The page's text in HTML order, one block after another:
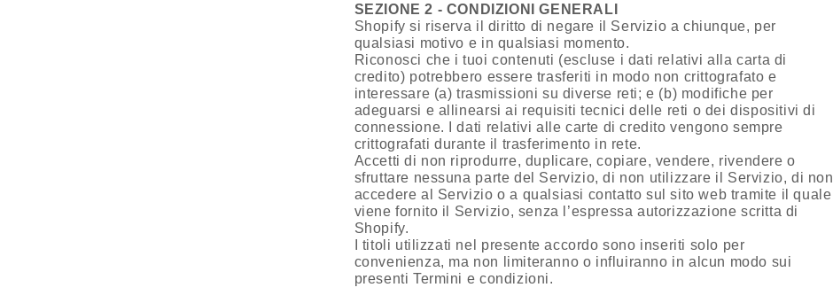
SEZIONE 2 - CONDIZIONI GENERALI
Shopify si riserva il diritto di negare il Servizio a chiunque, per
qualsiasi motivo e in qualsiasi momento.
Riconosci che i tuoi contenuti (escluse i dati relativi alla carta di
credito) potrebbero essere trasferiti in modo non crittografato e
interessare (a) trasmissioni su diverse reti; e (b) modifiche per
adeguarsi e allinearsi ai requisiti tecnici delle reti o dei dispositivi di
connessione. I dati relativi alle carte di credito vengono sempre
crittografati durante il trasferimento in rete.
Accetti di non riprodurre, duplicare, copiare, vendere, rivendere o
sfruttare nessuna parte del Servizio, di non utilizzare il Servizio, di non
accedere al Servizio o a qualsiasi contatto sul sito web tramite il quale
viene fornito il Servizio, senza l’espressa autorizzazione scritta di
Shopify.
I titoli utilizzati nel presente accordo sono inseriti solo per
convenienza, ma non limiteranno o influiranno in alcun modo sui
presenti Termini e condizioni.